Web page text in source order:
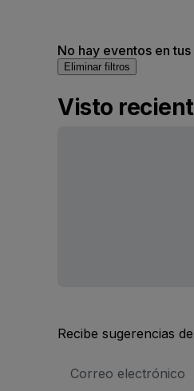
No hay eventos en
Eliminar filtros
Visto
Recibe sugerencias
de